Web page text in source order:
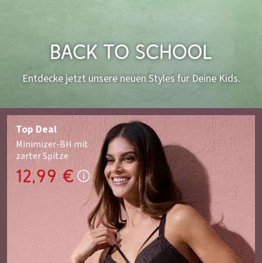
Back to School
Entdecke jetzt unsere neuen Styles für Deine Kids.
Top Deal
Minimizer-BH mit
zarter Spitze
12,99 €